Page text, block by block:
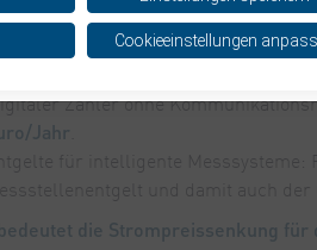
Grundpreis für Ihren
Zähler ohne
Jahr
die Strompreissenkung für
Cookieeinstellungen